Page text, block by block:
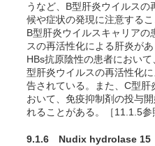
うなど、B型肝炎ウイルス
候や症状の発現に注意する
B型肝炎ウイルスキャリア
スの再活性化による肝炎が
HBs抗原陰性の患者におい
型肝炎ウイルスの再活性化
告されている。また、C型肝
おいて、免疫抑制剤の投与
れることがある。［11.1.5参
9.1.6 Nudix hydrolase 15